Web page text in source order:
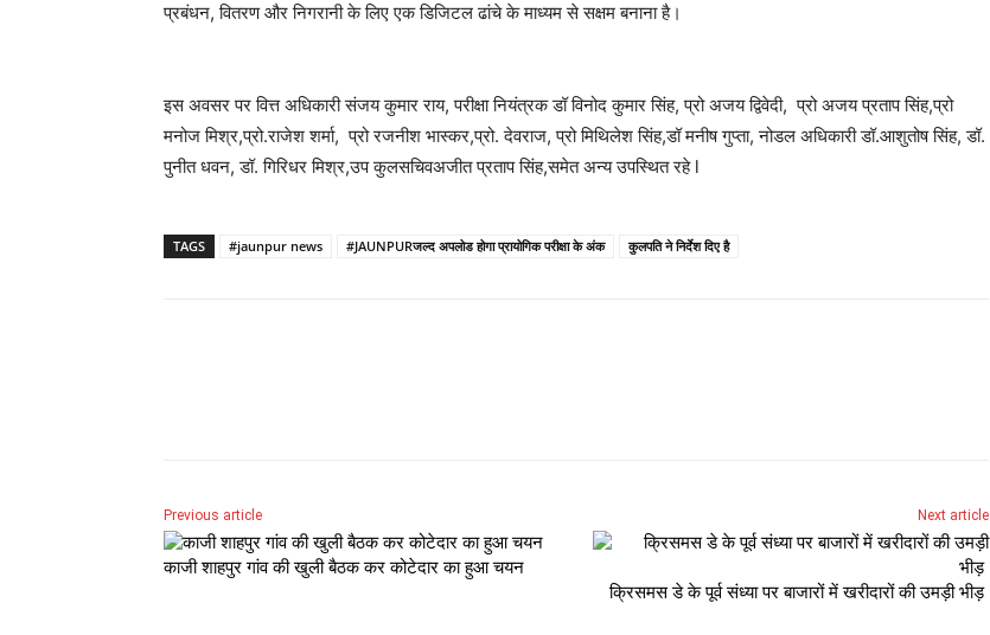
प्रबंधन, वितरण और निगरानी के लिए एक डिजिटल ढांचे के माध्यम से सक्षम बनाना है।
इस अवसर पर वित्त अधिकारी संजय कुमार राय, परीक्षा नियंत्रक डॉ विनोद कुमार सिंह, प्रो अजय द्विवेदी, प्रो अजय प्रताप सिंह,प्रो
मनोज मिश्र,प्रो.राजेश शर्मा, प्रो रजनीश भास्कर,प्रो. देवराज, प्रो मिथिलेश सिंह,डॉ मनीष गुप्ता, नोडल अधिकारी डॉ.आशुतोष सिंह, डॉ.
पुनीत धवन, डॉ. गिरिधर मिश्र,उप कुलसचिवअजीत प्रताप सिंह,समेत अन्य उपस्थित रहे l
TAGS #jaunpur news #JAUNPURजल्द अपलोड होगा प्रायोगिक परीक्षा के अंक कुलपति ने निर्देश दिए है
Previous article
काजी शाहपुर गांव की खुली बैठक कर कोटेदार का हुआ चयन
Next article
क्रिसमस डे के पूर्व संध्या पर बाजारों में खरीदारों की उमड़ी भीड़